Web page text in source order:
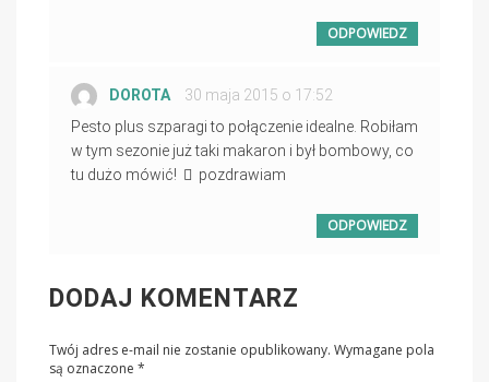
ODPOWIEDZ
DOROTA PISZE:
30 maja 2015 o 17:52
Pesto plus szparagi to połączenie idealne. Robiłam
w tym sezonie już taki makaron i był bombowy, co
tu dużo mówić!
pozdrawiam
ODPOWIEDZ
DODAJ KOMENTARZ
Twój adres e-mail nie zostanie opublikowany. Wymagane pola
są oznaczone *